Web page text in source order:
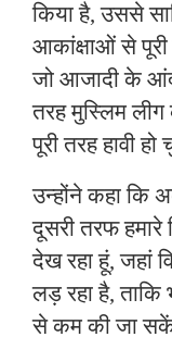
किया है, उससे
आकांक्षाओं से
जो आजादी के
तरह मुस्लिम
पूरी तरह हावी
उन्होंने कहा कि
दूसरी तरफ हमारे
देख रहा हूं, जहां
लड़ रहा है,
से कम की जा